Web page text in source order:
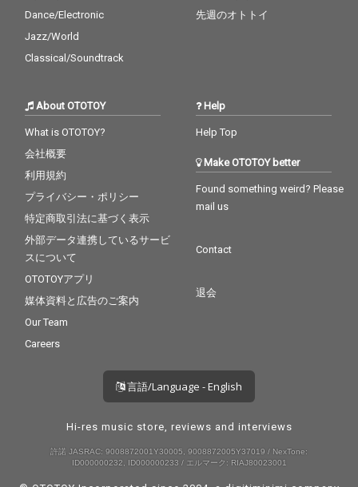
Dance/Electronic
Jazz/World
Classical/Soundtrack
先週のオトトイ
About OTOTOY
What is OTOTOY?
会社概要
利用規約
プライバシー・ポリシー
特定商取引法に基づく表示
外部データ連携しているサービ
スについて
OTOTOYアプリ
媒体資料と広告のご案内
Our Team
Careers
Help
Help Top
Make OTOTOY better
Found something weird? Please
mail us
Contact
退会
言語/Language - English
Hi-res music store, reviews and interviews
許諾 JASRAC: 9008872001Y30005, 9008872005Y37019 / NexTone:
ID000000232, ID000000233 / エルマーク: RIAJ80023001